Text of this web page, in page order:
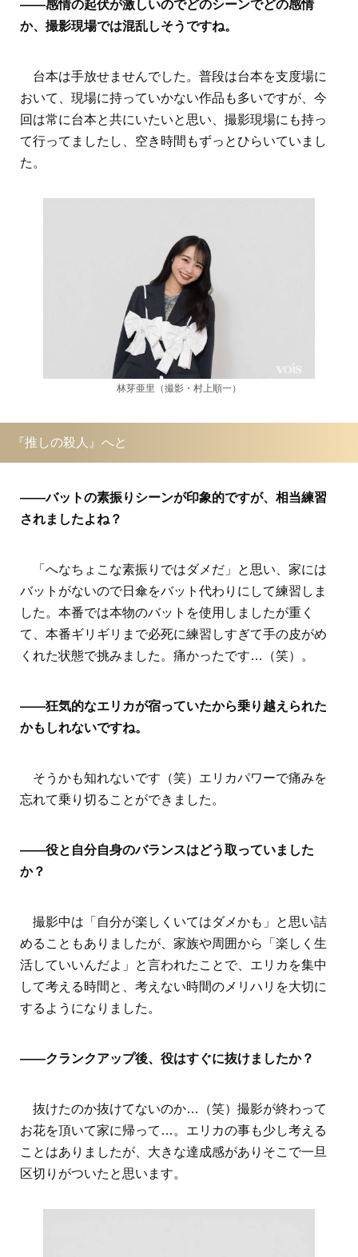
――感情の起伏が激しいのでどのシーンでどの感情
か、撮影現場では混乱しそうですね。
台本は手放せませんでした。普段は台本を支度場に
おいて、現場に持っていかない作品も多いですが、今
回は常に台本と共にいたいと思い、撮影現場にも持っ
て行ってましたし、空き時間もずっとひらいていまし
た。
林芽亜里（撮影・村上順一）
『推しの殺人』へと
――バットの素振りシーンが印象的ですが、相当練習
されましたよね？
「へなちょこな素振りではダメだ」と思い、家には
バットがないので日傘をバット代わりにして練習しま
した。本番では本物のバットを使用しましたが重く
て、本番ギリギリまで必死に練習しすぎて手の皮がめ
くれた状態で挑みました。痛かったです…（笑）。
――狂気的なエリカが宿っていたから乗り越えられた
かもしれないですね。
そうかも知れないです（笑）エリカパワーで痛みを
忘れて乗り切ることができました。
――役と自分自身のバランスはどう取っていました
か？
撮影中は「自分が楽しくいてはダメかも」と思い詰
めることもありましたが、家族や周囲から「楽しく生
活していいんだよ」と言われたことで、エリカを集中
して考える時間と、考えない時間のメリハリを大切に
するようになりました。
――クランクアップ後、役はすぐに抜けましたか？
抜けたのか抜けてないのか…（笑）撮影が終わって
お花を頂いて家に帰って…。エリカの事も少し考える
ことはありましたが、大きな達成感がありそこで一旦
区切りがついたと思います。